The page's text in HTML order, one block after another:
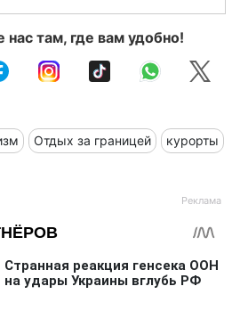
нас там, где вам удобно!
Отдых за границей курорты